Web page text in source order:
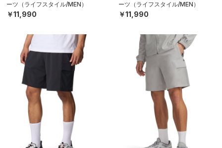
ーツ（ライフスタイル/MEN）
￥11,990
ーツ（ライフスタイル/MEN）
￥11,990